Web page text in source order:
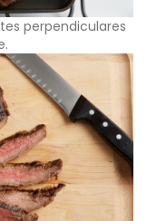
perpendiculares